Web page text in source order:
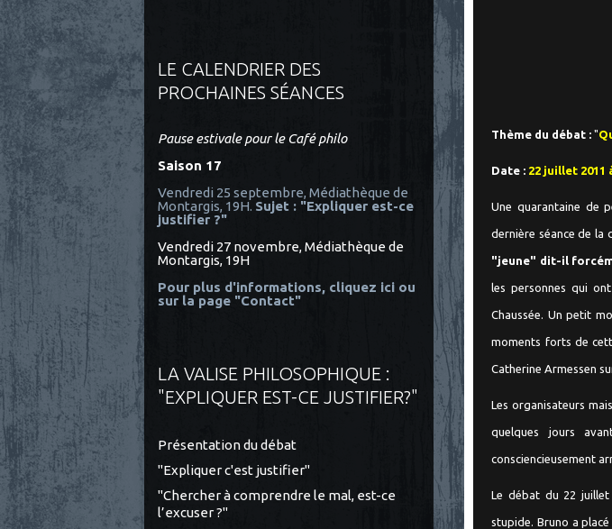
LE CALENDRIER DES
PROCHAINES SÉANCES
Pause estivale pour le Café philo
Saison 17
Vendredi 25 septembre, Médiathèque de
Montargis, 19H. Sujet : "Expliquer est-ce
justifier ?"
Vendredi 27 novembre, Médiathèque de
Montargis, 19H
Pour plus d'informations, cliquez ici ou
sur la page "Contact"
LA VALISE PHILOSOPHIQUE :
"EXPLIQUER EST-CE JUSTIFIER?"
Présentation du débat
"Expliquer c'est justifier"
"Chercher à comprendre le mal, est-ce
l’excuser ?"
Thème du débat :"
Date : 22 juillet 2011
Une quarantaine de
dernière séance de la
"jeune" dit-il
les personnes qui
Chaussée. Un petit
moments forts de
Catherine Armessen
Les organisateurs
quelques jours
consciencieusement
Le débat du 22 juillet
stupide. Bruno a